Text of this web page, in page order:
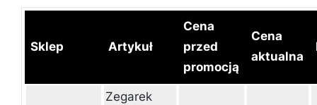
Sklep Artykuł
Cena
przed
promocją
Cena
aktualna
Zegarek